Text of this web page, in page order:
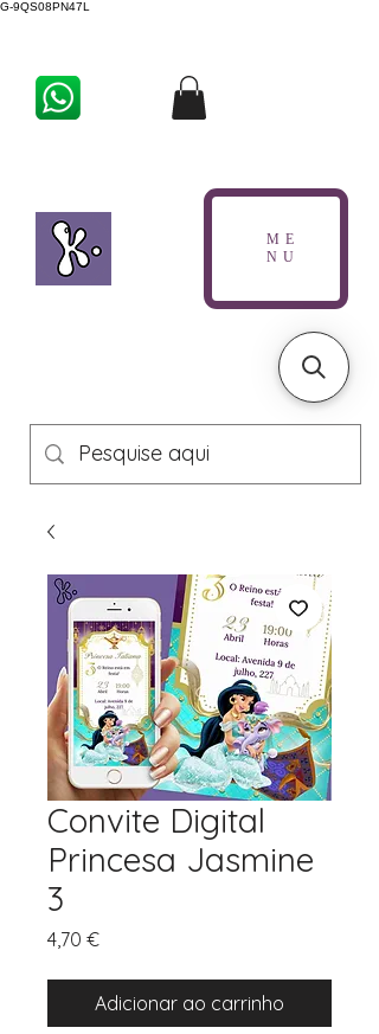
G-9QS08PN47L
ME
NU
Convite Digital
Princesa Jasmine
3
4,70 €Preço
Adicionar ao carrinho